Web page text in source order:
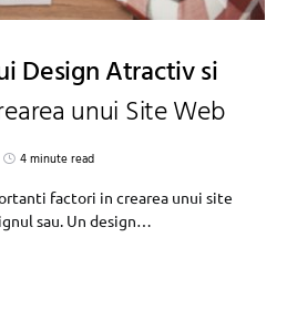
Design Atractiv si
unui Site Web
4 minute read
factori in crearea unui site
sau. Un design…